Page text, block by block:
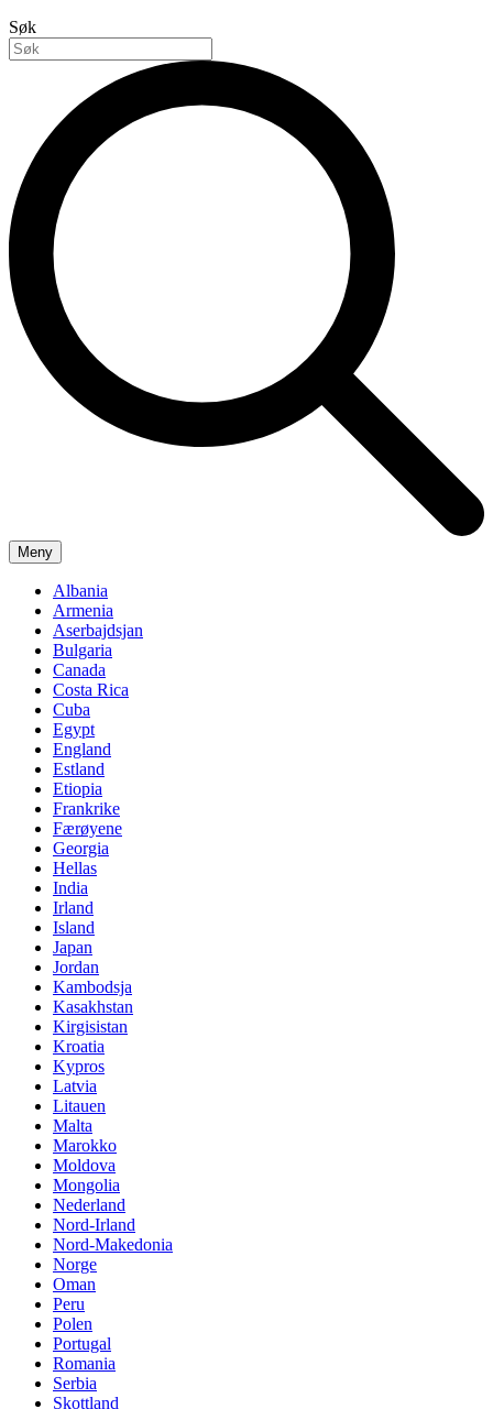
Søk
Meny
Albania
Armenia
Aserbajdsjan
Bulgaria
Canada
Costa Rica
Cuba
Egypt
England
Estland
Etiopia
Frankrike
Færøyene
Georgia
Hellas
India
Irland
Island
Japan
Jordan
Kambodsja
Kasakhstan
Kirgisistan
Kroatia
Kypros
Latvia
Litauen
Malta
Marokko
Moldova
Mongolia
Nederland
Nord-Irland
Nord-Makedonia
Norge
Oman
Peru
Polen
Portugal
Romania
Serbia
Skottland